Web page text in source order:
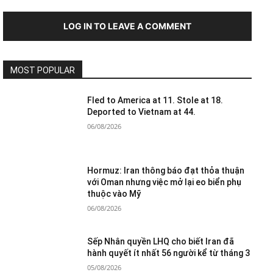
LOG IN TO LEAVE A COMMENT
MOST POPULAR
Fled to America at 11. Stole at 18.
Deported to Vietnam at 44.
06/08/2026
Hormuz: Iran thông báo đạt thỏa thuận
với Oman nhưng việc mở lại eo biển phụ
thuộc vào Mỹ
06/08/2026
Sếp Nhân quyền LHQ cho biết Iran đã
hành quyết ít nhất 56 người kể từ tháng 3
05/08/2026